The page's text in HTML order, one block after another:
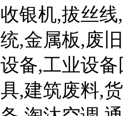
收银机,拔丝
统,金属板,废
设备,工业设
具,建筑废料,